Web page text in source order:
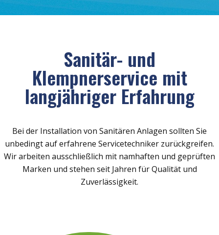
Sanitär- und
Klempnerservice mit
langjähriger Erfahrung
Bei der Installation von Sanitären Anlagen sollten Sie
unbedingt auf erfahrene Servicetechniker zurückgreifen.
Wir arbeiten ausschließlich mit namhaften und geprüften
Marken und stehen seit Jahren für Qualität und
Zuverlässigkeit.